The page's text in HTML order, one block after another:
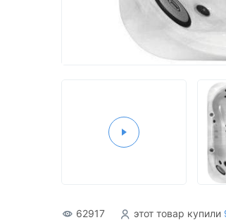
Акриловые
62917 этот товар купили